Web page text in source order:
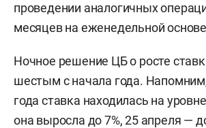
проведении аналогичных
месяцев на еженедельной
Ночное решение ЦБ о росте
шестым с начала года.
года ставка находилась на
она выросла до 7%, 25 апреля —